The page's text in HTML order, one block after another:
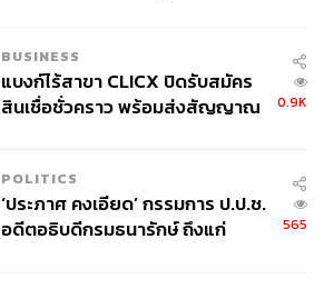
BUSINESS
แบงก์ไร้สาขา CLICX ปิดรับสมัคร
สินเชื่อชั่วคราว พร้อมส่งสัญญาณ
0.9K
POLITICS
‘ประภาศ คงเอียด’ กรรมการ ป.ป.ช.
อดีตอธิบดีกรมธนารักษ์ ถึงแก่
565